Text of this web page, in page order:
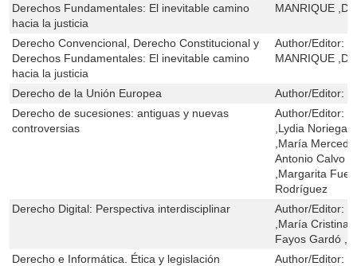
Derechos Fundamentales: El inevitable camino
hacia la justicia
MANRIQUE
Derecho Convencional, Derecho Constitucional y
Derechos Fundamentales: El inevitable camino
hacia la justicia
Author/Editor:
MANRIQUE
Derecho de la Unión Europea Author/Editor:
Derecho de sucesiones: antiguas y nuevas
controversias
Author/Editor:
,Lydia Noriega
,María
Antonio Calvo
,Margarita
Rodríguez
Derecho Digital: Perspectiva interdisciplinar
Author/Editor:
,María Cristina
Fayos Gardó
Derecho e Informática. Ética y legislación
Author/Editor: